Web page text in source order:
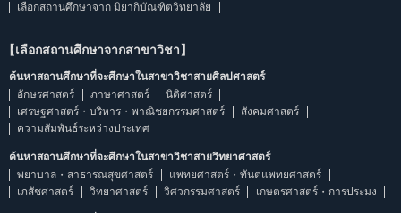
เลือกสถานศึกษาจาก มิยากิบัณฑิตวิทยาลัย
【เลือกสถานศึกษาจากสาขาวิชา】
ค้นหาสถานศึกษาที่จะศึกษาในสาขาวิชาสายศิลปศาสตร์
อักษรศาสตร์
ภาษาศาสตร์
นิติศาสตร์
เศรษฐศาสตร์・บริหาร・พาณิชยกรรมศาสตร์
สังคมศาสตร์
ความสัมพันธ์ระหว่างประเทศ
ค้นหาสถานศึกษาที่จะศึกษาในสาขาวิชาสายวิทยาศาสตร์
พยาบาล・สาธารณสุขศาสตร์
แพทยศาสตร์・ทันตแพทยศาสตร์
เภสัชศาสตร์
วิทยาศาสตร์ วิศวกรรมศาสตร์ เกษตรศาสตร์・การประมง